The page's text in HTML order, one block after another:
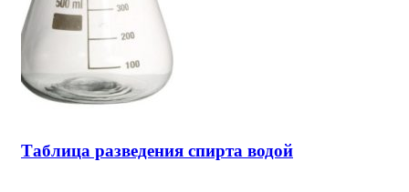
Таблица разведения спирта водой